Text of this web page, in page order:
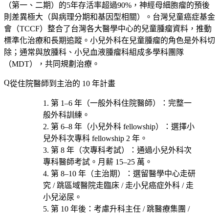
（第一、二期）的5年存活率超過90%，神經母細胞瘤的預後
則差異極大（與病理分期和基因型相關）。台灣兒童癌症基金
會（TCCF）整合了台灣各大醫學中心的兒童腫瘤資料，推動
標準化治療和長期追蹤。小兒外科在兒童腫瘤的角色是外科切
除；通常與放腫科、小兒血液腫瘤科組成多學科團隊
（MDT），共同規劃治療。
從住院醫師到主治的 10 年計畫
第 1–6 年（一般外科住院醫師）
：完整一
般外科訓練。
第 6–8 年（小兒外科 fellowship）
：選擇小
兒外科次專科 fellowship 2 年。
第 8 年（次專科考試）
：通過小兒外科次
專科醫師考試。月薪 15–25 萬。
第 8–10 年（主治期）
：選留醫學中心走研
究 / 跳區域醫院走臨床 / 走小兒癌症外科 / 走
小兒泌尿 。
第 10 年後 ：考慮升科主任 / 跳醫療集團 /